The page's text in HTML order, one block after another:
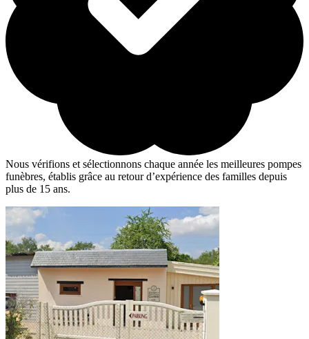
Nous vérifions et sélectionnons chaque année les meilleures pompes
funèbres, établis grâce au retour d’expérience des familles depuis
plus de 15 ans.